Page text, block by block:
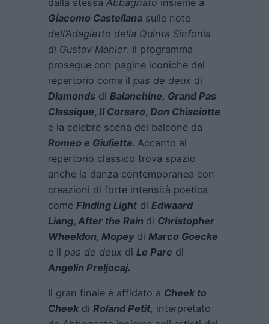
dalla stessa Abbagnato insieme a
Giacomo Castellana sulle note
dell’Adagietto della Quinta Sinfonia
di Gustav Mahler. Il programma
prosegue con pagine iconiche del
repertorio come il pas de deux di
Diamonds di Balanchine, Grand Pas
Classique, Il Corsaro, Don Chisciotte
e la celebre scena del balcone da
Romeo e Giulietta. Accanto al
repertorio classico trova spazio
anche la danza contemporanea con
creazioni di forte intensità poetica
come Finding Light di Edwaard
Liang, After the Rain di Christopher
Wheeldon, Mopey di Marco Goecke
e il pas de deux di Le Parc di
Angelin Preljocaj.
Il gran finale è affidato a Cheek to
Cheekdi Roland Petit, interpretato